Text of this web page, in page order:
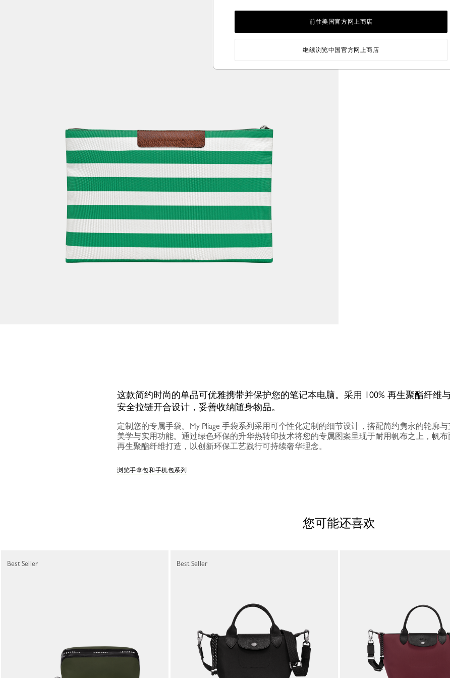
这款简约时尚的单品可优雅携带并保护您的笔记本电脑。采用 100% 再生聚酯纤维
安全拉链开合设计，妥善收纳随身物品。
定制您的专属手袋。My Pliage 手袋系列采用可个性化定制的细节设计，搭配简约隽永的轮廓
美学与实用功能。通过绿色环保的升华热转印技术将您的专属图案呈现于耐用帆布之上，帆布
再生聚酯纤维打造，以创新环保工艺践行可持续奢华理念。
浏览手拿包和手机包系列
您可能还喜欢
Best Seller Best Seller
前往美国官方网上商店
继续浏览中国官方网上商店